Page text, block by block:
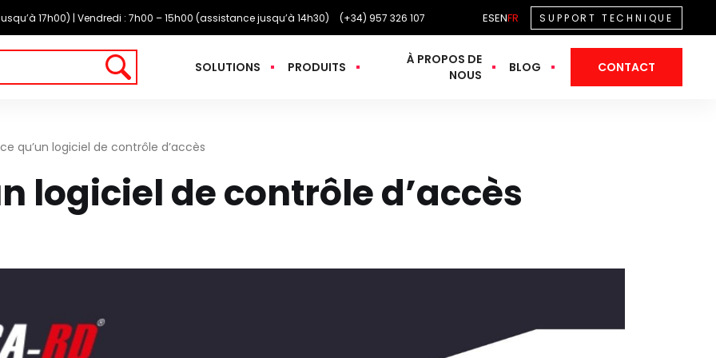
17h00) | Vendredi : 7h00 – 15h00 (assistance jusqu’à 14h30) (+34) 957 326 107 ESENFR SUPPORT TECHNIQUE
SOLUTIONS PRODUITS
À PROPOS DE
NOUS
BLOG CONTACT
qu’un logiciel de contrôle d’accès
logiciel de contrôle d’accès